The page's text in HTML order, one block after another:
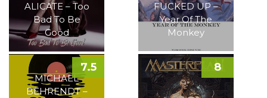
ALICATE – Too
Bad To Be
Good
FUCKED UP –
Year Of The
Monkey
MICHAEL
BEHRENDT –
7.5 8